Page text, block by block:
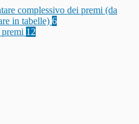
complessivo dei premi (da
in tabelle) 6
12